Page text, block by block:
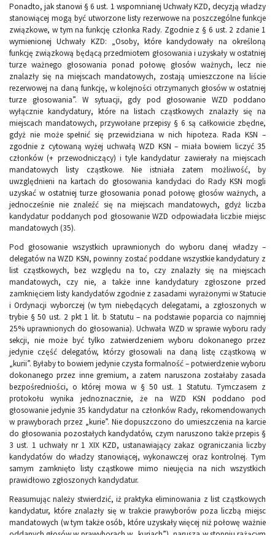
Ponadto, jak stanowi § 6 ust. 1 wspomnianej Uchwały KZD, decyzją władzy
stanowiącej mogą być utworzone listy rezerwowe na poszczególne funkcje
związkowe, w tym na funkcję członka Rady. Zgodnie z § 6 ust. 2 zdanie 1
wymienionej Uchwały KZD: „Osoby, które kandydowały na określoną
funkcję związkową będącą przedmiotem głosowania i uzyskały w ostatniej
turze ważnego głosowania ponad połowę głosów ważnych, lecz nie
znalazły się na miejscach mandatowych, zostają umieszczone na liście
rezerwowej na daną funkcję, w kolejności otrzymanych głosów w ostatniej
turze głosowania”. W sytuacji, gdy pod głosowanie WZD poddano
wyłącznie kandydatury, które na listach cząstkowych znalazły się na
miejscach mandatowych, przywołane przepisy § 6 są całkowicie zbędne,
gdyż nie może spełnić się przewidziana w nich hipoteza. Rada KSN –
zgodnie z cytowaną wyżej uchwałą WZD KSN – miała bowiem liczyć 35
członków (+ przewodniczący) i tyle kandydatur zawierały na miejscach
mandatowych listy cząstkowe. Nie istniała zatem możliwość, by
uwzględnieni na kartach do głosowania kandydaci do Rady KSN mogli
uzyskać w ostatniej turze głosowania ponad połowę głosów ważnych, a
jednocześnie nie znaleźć się na miejscach mandatowych, gdyż liczba
kandydatur poddanych pod głosowanie WZD odpowiadała liczbie miejsc
mandatowych (35).
Pod głosowanie wszystkich uprawnionych do wyboru danej władzy –
delegatów na WZD KSN, powinny zostać poddane wszystkie kandydatury z
list cząstkowych, bez względu na to, czy znalazły się na miejscach
mandatowych, czy nie, a także inne kandydatury zgłoszone przed
zamknięciem listy kandydatów zgodnie z zasadami wyrażonymi w Statucie
i Ordynacji wyborczej (w tym niebędących delegatami, a zgłoszonych w
trybie § 50 ust. 2 pkt 1 lit. b Statutu – na podstawie poparcia co najmniej
25% uprawnionych do głosowania). Uchwała WZD w sprawie wyboru rady
sekcji, nie może być tylko zatwierdzeniem wyboru dokonanego przez
jedynie część delegatów, którzy głosowali na daną listę cząstkową w
„kurii”. Byłaby to bowiem jedynie czysta formalność – potwierdzenie wyboru
dokonanego przez inne gremium, a zatem naruszona zostałaby zasada
bezpośredniości, o której mowa w § 50 ust. 1 Statutu. Tymczasem z
protokołu wynika jednoznacznie, że na WZD KSN poddano pod
głosowanie jedynie 35 kandydatur na członków Rady, rekomendowanych
w prawyborach przez „kurie”. Nie dopuszczono do umieszczenia na karcie
do głosowania pozostałych kandydatów, czym naruszono także przepis §
3 ust. 1 uchwały nr 1 XIX KZD, ustanawiający zakaz ograniczania liczby
kandydatów do władzy stanowiącej, wykonawczej oraz kontrolnej. Tym
samym zamknięto listy cząstkowe mimo nieujęcia na nich wszystkich
prawidłowo zgłoszonych kandydatur.
Reasumując należy stwierdzić, iż praktyka eliminowania z list cząstkowych
kandydatur, które znalazły się w trakcie prawyborów poza liczbą miejsc
mandatowych (w tym także osób, które uzyskały więcej niż połowę ważnie